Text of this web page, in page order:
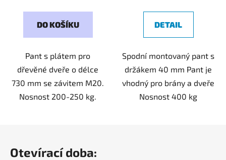
DO KOŠÍKU
Pant s plátem pro
dřevěné dveře o délce
730 mm se závitem M20.
Nosnost 200-250 kg.
DETAIL
Spodní montovaný pant s
držákem 40 mm Pant je
vhodný pro brány a dveře
Nosnost 400 kg
Otevírací doba: